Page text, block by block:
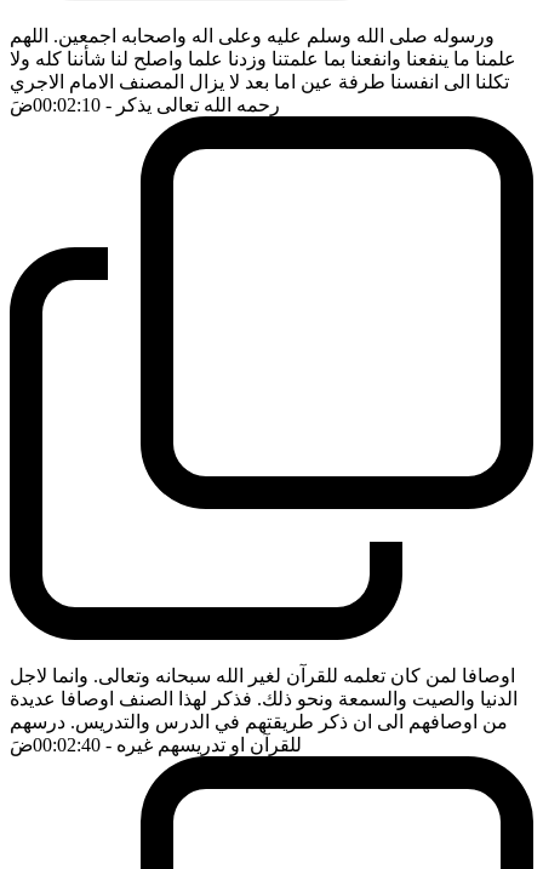
ورسوله صلى الله وسلم عليه وعلى اله واصحابه اجمعين. اللهم
علمنا ما ينفعنا وانفعنا بما علمتنا وزدنا علما واصلح لنا شأننا كله ولا
تكلنا الى انفسنا طرفة عين اما بعد لا يزال المصنف الامام الاجري
رحمه الله تعالى يذكر - 00:02:10 ضَ
اوصافا لمن كان تعلمه للقرآن لغير الله سبحانه وتعالى. وانما لاجل
الدنيا والصيت والسمعة ونحو ذلك. فذكر لهذا الصنف اوصافا عديدة
من اوصافهم الى ان ذكر طريقتهم في الدرس والتدريس. درسهم
للقرآن او تدريسهم غيره - 00:02:40 ضَ